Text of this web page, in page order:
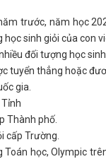
trước, năm học
sinh giỏi của con
đối tượng học
tuyển thẳng hoặc
gia.
Thành phố.
cấp Trường.
học, Olympic